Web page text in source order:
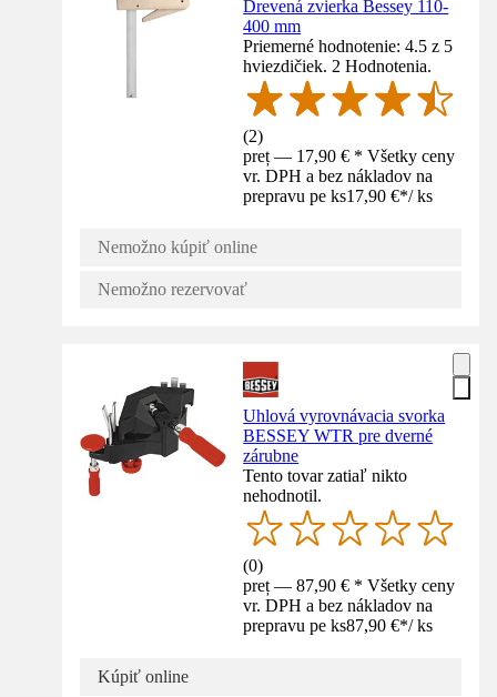
Drevená zvierka Bessey 110-
400 mm
Priemerné hodnotenie: 4.5 z 5
hviezdičiek. 2 Hodnotenia.
(2)
preț — 17,90 € * Všetky ceny
vr. DPH a bez nákladov na
prepravu pe ks17,90 €*/ ks
Nemožno kúpiť online
Nemožno rezervovať
Uhlová vyrovnávacia svorka
BESSEY WTR pre dverné
zárubne
Tento tovar zatiaľ nikto
nehodnotil.
(0)
preț — 87,90 € * Všetky ceny
vr. DPH a bez nákladov na
prepravu pe ks87,90 €*/ ks
Kúpiť online